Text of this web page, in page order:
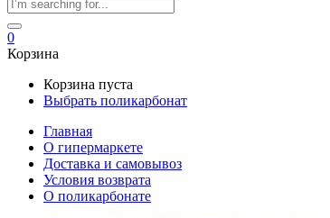
0
Корзина
Корзина пуста
Выбрать поликарбонат
Главная
О гипермаркете
Доставка и самовывоз
Условия возврата
О поликарбонате